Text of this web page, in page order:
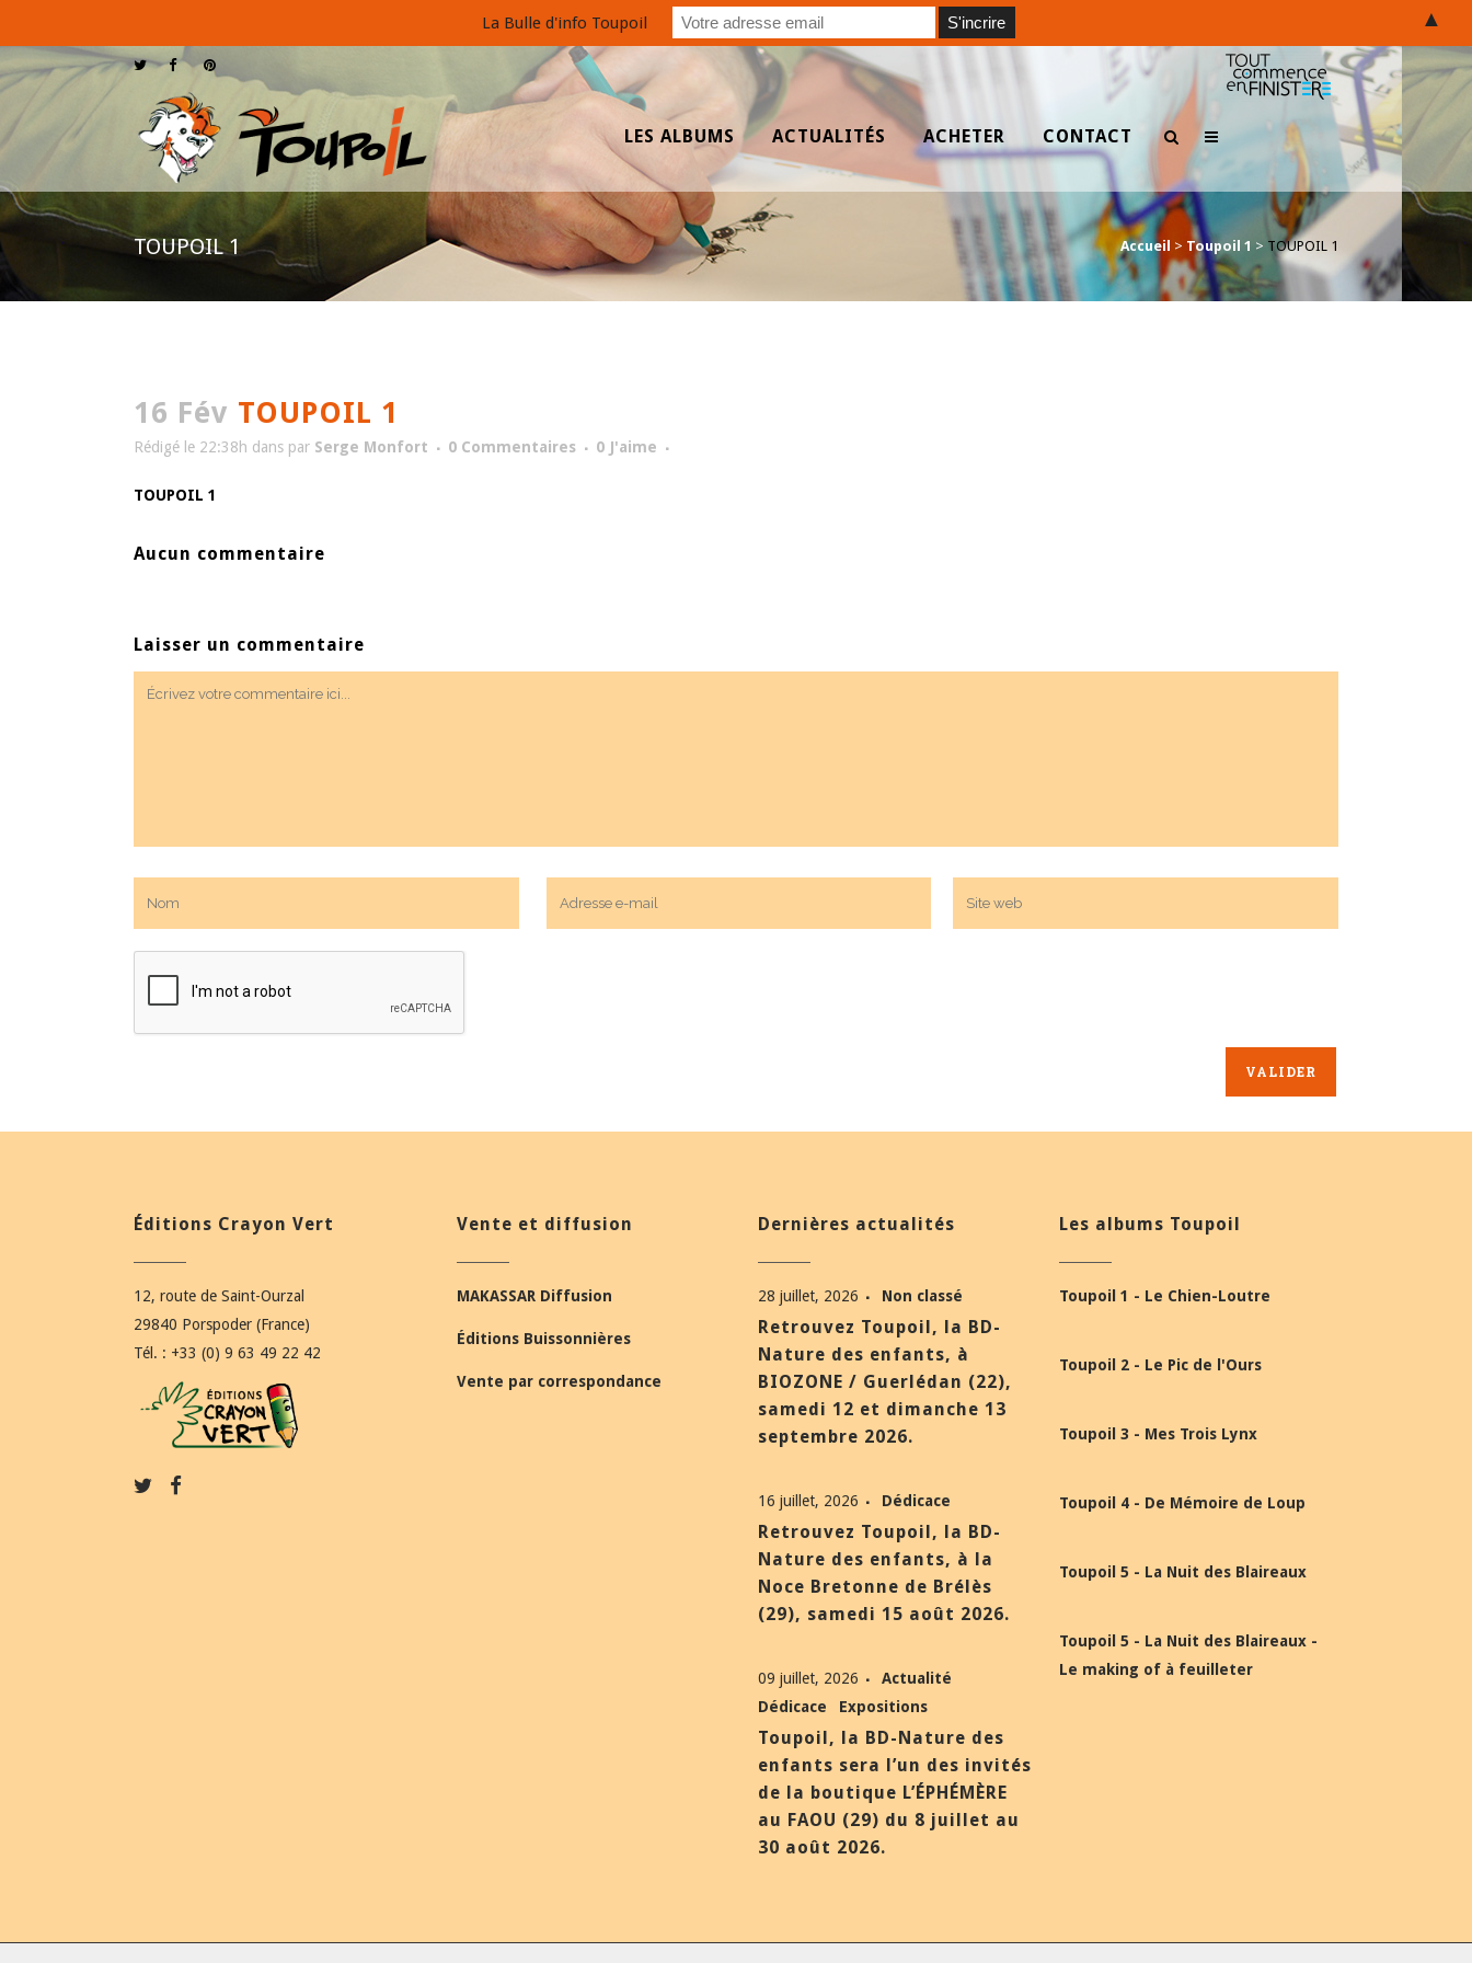
LES ALBUMS ACTUALITÉS ACHETER CONTACT
TOUPOIL 1 Accueil > Toupoil 1 > TOUPOIL 1
16 Fév TOUPOIL 1
Rédigé le 22:38h dans par Serge Monfort 0 Commentaires 0 J'aime
TOUPOIL 1
Aucun commentaire
Laisser un commentaire
Éditions Crayon Vert
12, route de Saint-Ourzal
29840 Porspoder (France)
Tél. : +33 (0) 9 63 49 22 42
Vente et diffusion
MAKASSAR Diffusion
Éditions Buissonnières
Vente par correspondance
Dernières actualités
28 juillet, 2026 Non classé
Retrouvez Toupoil, la BD-
Nature des enfants, à
BIOZONE / Guerlédan (22),
samedi 12 et dimanche 13
septembre 2026.
16 juillet, 2026 Dédicace
Retrouvez Toupoil, la BD-
Nature des enfants, à la
Noce Bretonne de Brélès
(29), samedi 15 août 2026.
09 juillet, 2026
Actualité
Dédicace
Expositions
Toupoil, la BD-Nature des
enfants sera l’un des invités
de la boutique L’ÉPHÉMÈRE
au FAOU (29) du 8 juillet au
30 août 2026.
Les albums Toupoil
Toupoil 1 - Le Chien-Loutre
Toupoil 2 - Le Pic de l'Ours
Toupoil 3 - Mes Trois Lynx
Toupoil 4 - De Mémoire de Loup
Toupoil 5 - La Nuit des Blaireaux
Toupoil 5 - La Nuit des Blaireaux -
Le making of à feuilleter
La Bulle d'info Toupoil ▲